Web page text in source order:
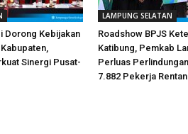
Dorong Kebijakan
Sinergi Pusat-
LAMPUNG SELATAN
Roadshow BPJS
Katibung, Pemkab
Perluas
7.882 Pekerja Rentan